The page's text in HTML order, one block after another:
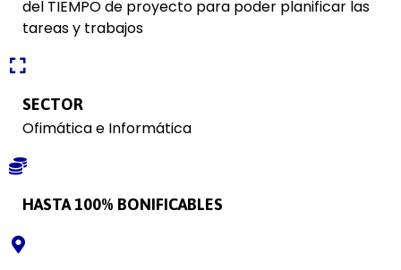
del TIEMPO de proyecto para poder planificar las
tareas y trabajos
SECTOR
Ofimática e Informática
HASTA 100% BONIFICABLES